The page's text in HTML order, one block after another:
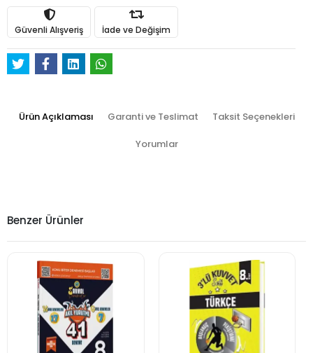
Güvenli Alışveriş İade ve Değişim
Ürün Açıklaması Garanti ve Teslimat Taksit Seçenekleri
Yorumlar
Benzer Ürünler